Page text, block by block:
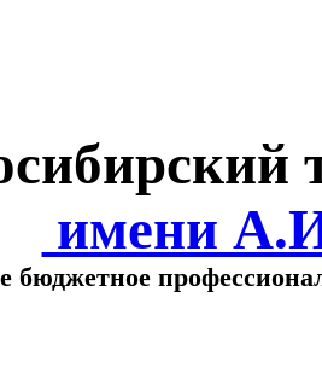
имени
бюджетное